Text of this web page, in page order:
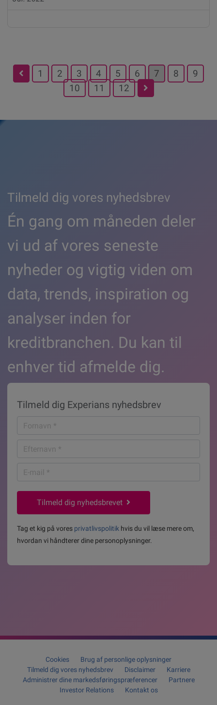
Posts
pagination
1 2 3 4 5 6 7 8
9
10
11 12
Tilmeld dig vores nyhedsbrev
Én gang om måneden deler
vi ud af vores seneste
nyheder og vigtig viden om
data, trends, inspiration og
analyser inden for
kreditbranchen. Du kan til
enhver tid afmelde dig.
Tilmeld dig Experians nyhedsbrev
Fornavn
*
Efternavn
*
mail
*
Tilmeld dig nyhedsbrevet
Tag et kig på vores privatlivspolitik hvis du vil læse mere om,
hvordan vi håndterer dine personoplysninger.
Cookies
Brug af personlige oplysninger
Tilmeld dig vores nyhedsbrev
Disclaimer
Karriere
Administrer dine markedsføringspræferencer
Partnere
Investor Relations
Kontakt os